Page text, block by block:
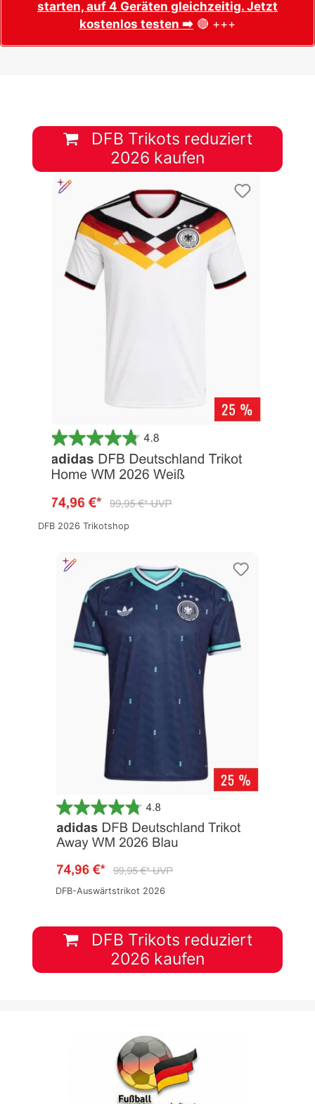
starten, auf 4 Geräten gleichzeitig. Jetzt
kostenlos testen ➡️ 🔴 +++
DFB Trikots reduziert
2026 kaufen
DFB 2026 Trikotshop
DFB-Auswärtstrikot 2026
DFB Trikots reduziert
2026 kaufen